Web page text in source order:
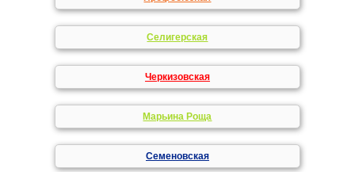
Селигерская
Черкизовская
Марьина Роща
Семеновская